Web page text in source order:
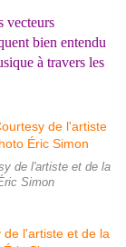
vecteurs
bien entendu
à travers les
de l'artiste et de la
Simon